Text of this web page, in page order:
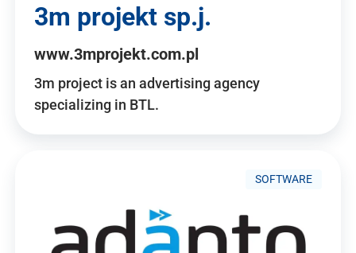
3m projekt sp.j.
www.3mprojekt.com.pl
3m project is an advertising agency
specializing in BTL.
SOFTWARE